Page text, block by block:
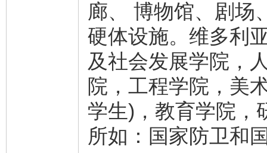
廊、 博物馆、剧场
硬体设施。维多利
及社会发展学院，
院，工程学院，美
学生)，教育学院，
所如：国家防卫和